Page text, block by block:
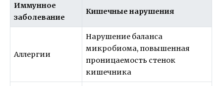
Иммунное
заболевание
Кишечные нарушения
Аллергии
Нарушение баланса
микробиома, повышенная
проницаемость стенок
кишечника